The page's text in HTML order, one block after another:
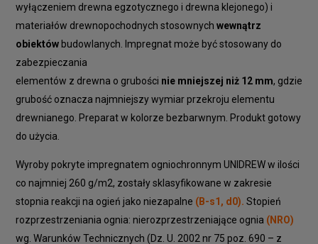
wyłączeniem drewna egzotycznego i drewna klejonego) i
materiałów drewnopochodnych stosownych wewnątrz
obiektów budowlanych. Impregnat może być stosowany do
zabezpieczania
elementów z drewna o grubości nie mniejszej niż 12 mm, gdzie
grubość oznacza najmniejszy wymiar przekroju elementu
drewnianego. Preparat w kolorze bezbarwnym. Produkt gotowy
do użycia.
Wyroby pokryte impregnatem ogniochronnym UNIDREW w ilości
co najmniej 260 g/m2, zostały sklasyfikowane w zakresie
stopnia reakcji na ogień jako niezapalne (B-s1, d0). Stopień
rozprzestrzeniania ognia: nierozprzestrzeniające ognia (NRO)
wg. Warunków Technicznych (Dz. U. 2002 nr 75 poz. 690 – z